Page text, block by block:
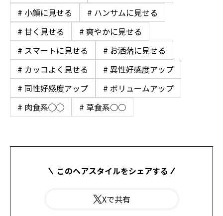
# 小顔に見せる
# ハンサムに見せる
# 甘く見せる
# 爽やかに見せる
# スマートに見せる
# お洒落に見せる
# カッコよく見せる
# 異性好感度アップ
# 同性好感度アップ
# ボリュームアップ
# 肉食系◯◯
# 草食系○○
このヘアスタイルをシェアする
Xで共有